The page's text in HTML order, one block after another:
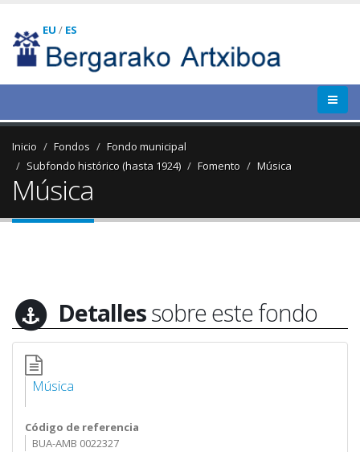
EU / ES
Inicio Fondos
Fondo municipal
Subfondo histórico (hasta 1924)
Fomento Música
Música
Detallessobre este fondo
Música
Código de referencia
BUA-AMB 0022327